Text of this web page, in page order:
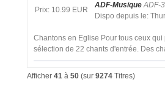
Prix: 10.99 EUR
ADF-MusiqueADF-
Dispo depuis le:
Chantons en Eglise Pour tous ceux
sélection de 22 chants d'entrée. Des
Afficher 41 à 50 (sur 9274 Titres)